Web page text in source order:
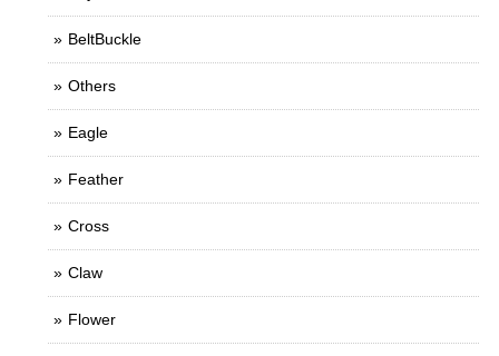
BeltBuckle
Others
Eagle
Feather
Cross
Claw
Flower